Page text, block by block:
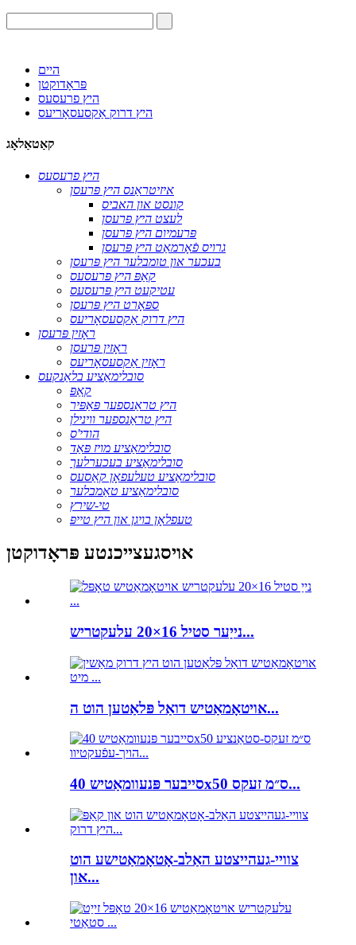
היים
פּראָדוקטן
היץ פרעסעס
היץ דרוק אַקסעסאָריעס
קאַטאַלאָג
היץ פרעסעס
איזיטראַנס היץ פּרעסן
קונסט און האביס
לעצט היץ פּרעסן
פּרעמיום היץ פּרעסן
גרויס פֿאָרמאַט היץ פּרעסן
בעכער און טומבלער היץ פּרעסן
קאַפּ היץ פּרעסעס
עטיקעט היץ פּרעסעס
ספּאָרט היץ פּרעסן
היץ דרוק אַקסעסאָריעס
ראָזין פּרעסן
ראָזין פּרעסן
ראָזין אַקסעסאָריעס
סובלימאַציע בלאַנקעס
קאַפּ
היץ טראַנספער פּאַפּיר
היץ טראַנספער ווינילן
הודי'ס
סובלימאַציע מויז פּאַד
סובלימאַציע בעכערלעך
סובלימאַציע טעלעפאָן קאַסעס
סובלימאַציע טאַמבלער
טי-שירץ
טעפלאָן בויגן און היץ טייפּ
אויסגעצייכנטע פּראָדוקטן
נייַער סטיל 16×20 עלעקטריש...
אויטאָמאַטיש דואַל פּלאַטען הוט ה...
סייבער פּנעוומאַטיש 40x50 ס״מ זעקס...
צוויי-געהייצטע האַלב-אָטאָמאַטישע הוט
און...